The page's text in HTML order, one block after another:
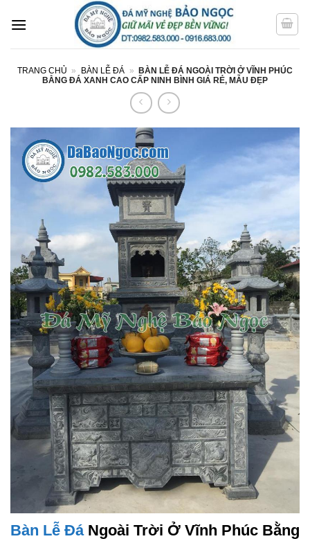
qua
TRANG CHỦ » BÀN LỄ ĐÁ »
BÀN LỄ ĐÁ NGOÀI TRỜI Ở VĨNH PHÚC
BẰNG ĐÁ XANH CAO CẤP NINH BÌNH GIÁ RẺ, MẪU ĐẸP
Bàn Lễ ĐáNgoài Trời Ở Vĩnh Phúc Bằng